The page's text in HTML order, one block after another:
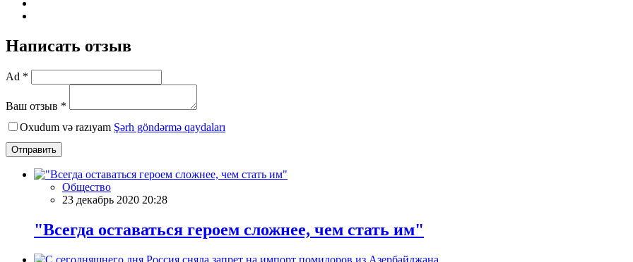
Написать отзыв
Ad *
Ваш отзыв *
Oxudum və razıyam Şərh göndərmə qaydaları
Отправить
Общество
23 декабрь 2020 20:28
"Всегда оставаться героем сложнее, чем стать им"